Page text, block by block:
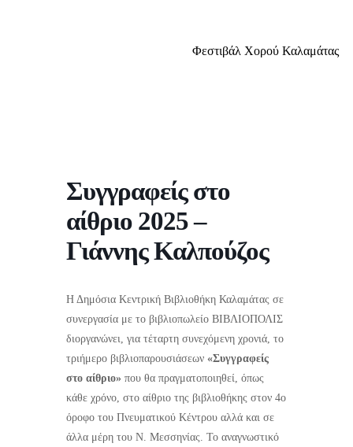
Φεστιβάλ Χορού Καλαμάτας
Συγγραφείς στο
αίθριο 2025 –
Γιάννης Καλπούζος
Η Δημόσια Κεντρική Βιβλιοθήκη Καλαμάτας σε
συνεργασία με το βιβλιοπωλείο ΒΙΒΛΙΟΠΟΛΙΣ
διοργανώνει, για τέταρτη συνεχόμενη χρονιά, το
τριήμερο βιβλιοπαρουσιάσεων «Συγγραφείς
στο αίθριο» που θα πραγματοποιηθεί, όπως
κάθε χρόνο, στο αίθριο της βιβλιοθήκης στον 4ο
όροφο του Πνευματικού Κέντρου αλλά και σε
άλλα μέρη του Ν. Μεσσηνίας. Το αναγνωστικό